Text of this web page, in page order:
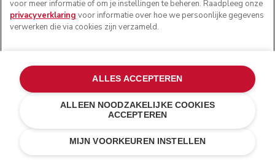
Amandelwit
voor meer informatie of om je instellingen te beheren. Raadpleeg onze
privacyverklaring voor informatie over hoe we persoonlijke gegevens
verwerken die via cookies zijn verzameld.
MIJN VOORKEUREN INSTELLEN
ALLEEN NOODZAKELIJKE COOKIES
ACCEPTEREN
ALLES ACCEPTEREN